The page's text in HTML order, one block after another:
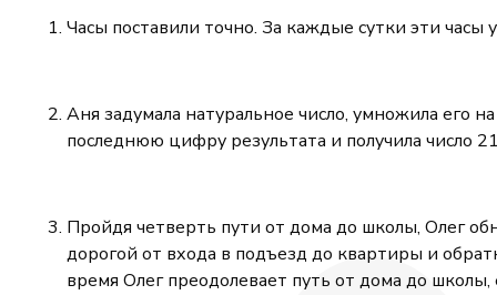
Часы поставили точно. За каждые сутки эти часы
Аня задумала натуральное число, умножила его
последнюю цифру результата и получила число
Пройдя четверть пути от дома до школы, Олег
дорогой от входа в подъезд до квартиры и
время Олег преодолевает путь от дома до